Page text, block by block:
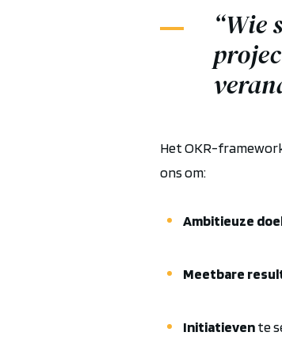
“Wie
Het OKR-
ons om:
Ambitieuze
Meetbare
Initiatievente